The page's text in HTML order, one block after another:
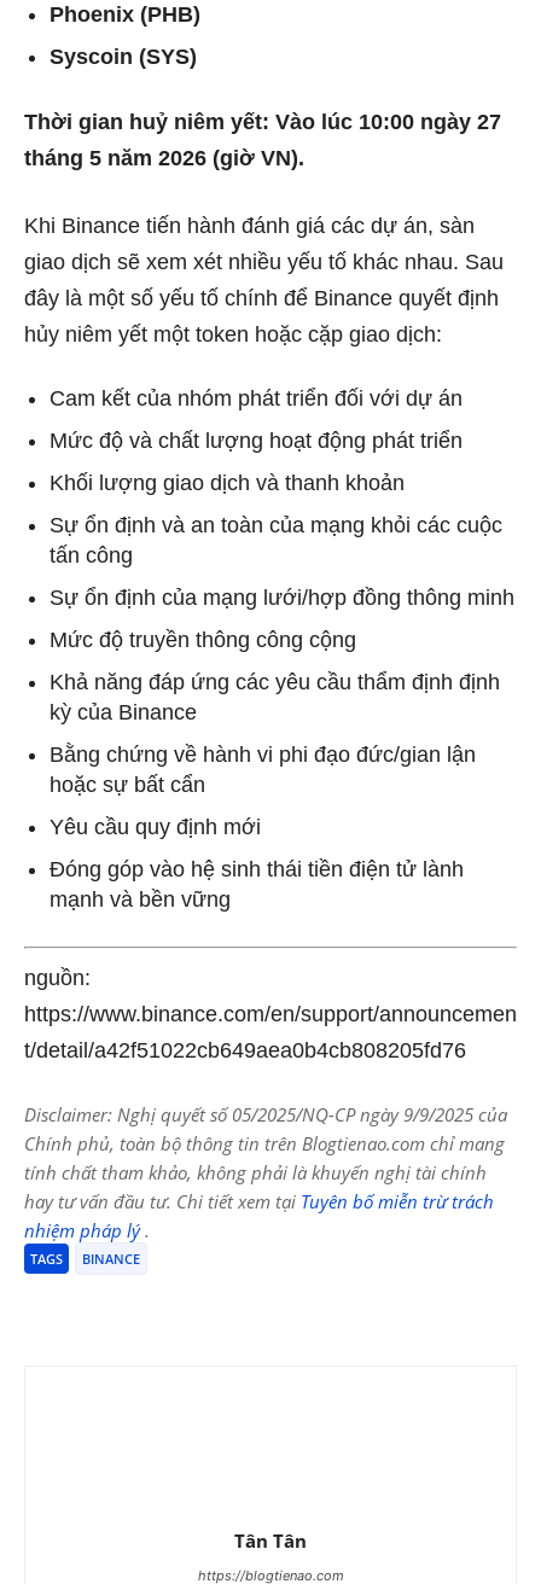
Phoenix (PHB)
Syscoin (SYS)
Thời gian huỷ niêm yết: Vào lúc 10:00 ngày 27
tháng 5 năm 2026 (giờ VN).
Khi Binance tiến hành đánh giá các dự án, sàn
giao dịch sẽ xem xét nhiều yếu tố khác nhau. Sau
đây là một số yếu tố chính để Binance quyết định
hủy niêm yết một token hoặc cặp giao dịch:
Cam kết của nhóm phát triển đối với dự án
Mức độ và chất lượng hoạt động phát triển
Khối lượng giao dịch và thanh khoản
Sự ổn định và an toàn của mạng khỏi các cuộc
tấn công
Sự ổn định của mạng lưới/hợp đồng thông minh
Mức độ truyền thông công cộng
Khả năng đáp ứng các yêu cầu thẩm định định
kỳ của Binance
Bằng chứng về hành vi phi đạo đức/gian lận
hoặc sự bất cẩn
Yêu cầu quy định mới
Đóng góp vào hệ sinh thái tiền điện tử lành
mạnh và bền vững
nguồn:
https://www.binance.com/en/support/announcemen
t/detail/a42f51022cb649aea0b4cb808205fd76
Disclaimer: Nghị quyết số 05/2025/NQ-CP ngày 9/9/2025 của
Chính phủ, toàn bộ thông tin trên Blogtienao.com chỉ mang
tính chất tham khảo, không phải là khuyến nghị tài chính
hay tư vấn đầu tư. Chi tiết xem tại Tuyên bố miễn trừ trách
nhiệm pháp lý.
TAGS BINANCE
Tân Tân
https://blogtienao.com